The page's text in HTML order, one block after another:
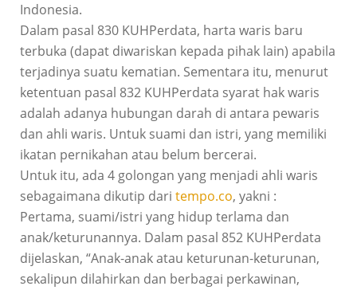
Indonesia.
Dalam pasal 830 KUHPerdata, harta waris baru
terbuka (dapat diwariskan kepada pihak lain) apabila
terjadinya suatu kematian. Sementara itu, menurut
ketentuan pasal 832 KUHPerdata syarat hak waris
adalah adanya hubungan darah di antara pewaris
dan ahli waris. Untuk suami dan istri, yang memiliki
ikatan pernikahan atau belum bercerai.
Untuk itu, ada 4 golongan yang menjadi ahli waris
sebagaimana dikutip dari tempo.co, yakni :
Pertama, suami/istri yang hidup terlama dan
anak/keturunannya. Dalam pasal 852 KUHPerdata
dijelaskan, “Anak-anak atau keturunan-keturunan,
sekalipun dilahirkan dan berbagai perkawinan,